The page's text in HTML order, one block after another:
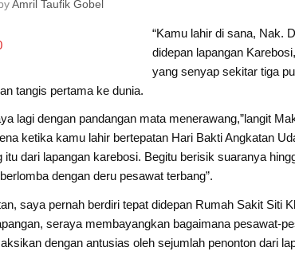
Amril Taufik Gobel
“Kamu lahir di sana, Nak.
didepan lapangan
yang senyap sekitar tiga
tangis pertama ke dunia.
lagi dengan pandangan mata menerawang,”langit
ketika kamu lahir bertepatan Hari Bakti Angkatan
itu dari lapangan karebosi. Begitu berisik suaranya
dengan deru pesawat terbang”.
saya pernah berdiri tepat didepan Rumah Sakit Siti
seraya membayangkan bagaimana pesawat-
dengan antusias oleh sejumlah penonton dari